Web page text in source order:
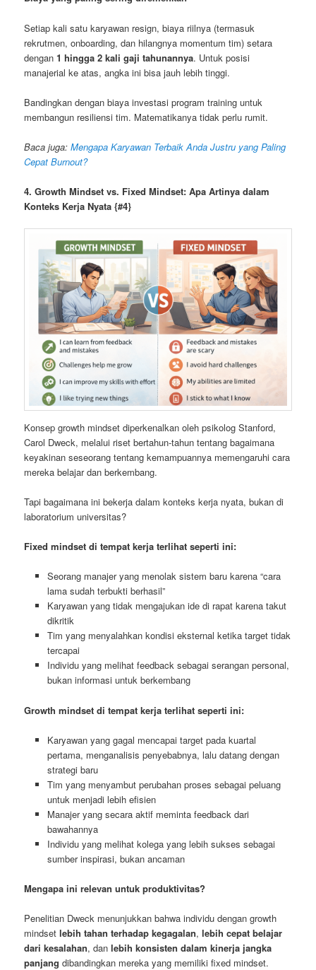
Setiap kali satu karyawan resign, biaya riilnya (termasuk
rekrutmen, onboarding, dan hilangnya momentum tim) setara
dengan1 hingga 2 kali gaji tahunannya. Untuk posisi
manajerial ke atas, angka ini bisa jauh lebih tinggi.
Bandingkan dengan biaya investasi program training untuk
membangun resiliensi tim. Matematikanya tidak perlu rumit.
Baca juga:Mengapa Karyawan Terbaik Anda Justru yang Paling
Cepat Burnout?
4. Growth Mindset vs. Fixed Mindset: Apa Artinya dalam
Konteks Kerja Nyata {#4}
Konsep growth mindset diperkenalkan oleh psikolog Stanford,
Carol Dweck, melalui riset bertahun-tahun tentang bagaimana
keyakinan seseorang tentang kemampuannya memengaruhi cara
mereka belajar dan berkembang.
Tapi bagaimana ini bekerja dalam konteks kerja nyata, bukan di
laboratorium universitas?
Fixed mindset di tempat kerja terlihat seperti ini:
Seorang manajer yang menolak sistem baru karena “cara
lama sudah terbukti berhasil”
Karyawan yang tidak mengajukan ide di rapat karena takut
dikritik
Tim yang menyalahkan kondisi eksternal ketika target tidak
tercapai
Individu yang melihat feedback sebagai serangan personal,
bukan informasi untuk berkembang
Growth mindset di tempat kerja terlihat seperti ini:
Karyawan yang gagal mencapai target pada kuartal
pertama, menganalisis penyebabnya, lalu datang dengan
strategi baru
Tim yang menyambut perubahan proses sebagai peluang
untuk menjadi lebih efisien
Manajer yang secara aktif meminta feedback dari
bawahannya
Individu yang melihat kolega yang lebih sukses sebagai
sumber inspirasi, bukan ancaman
Mengapa ini relevan untuk produktivitas?
Penelitian Dweck menunjukkan bahwa individu dengan growth
mindsetlebih tahan terhadap kegagalan,lebih cepat belajar
dari kesalahan, danlebih konsisten dalam kinerja jangka
panjang dibandingkan mereka yang memiliki fixed mindset.